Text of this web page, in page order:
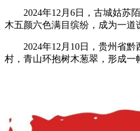
2024年12月6日，古城姑苏
木五颜六色满目缤纷，成为一道
2024年12月10日，贵州省黔
村，青山环抱树木葱翠，形成一